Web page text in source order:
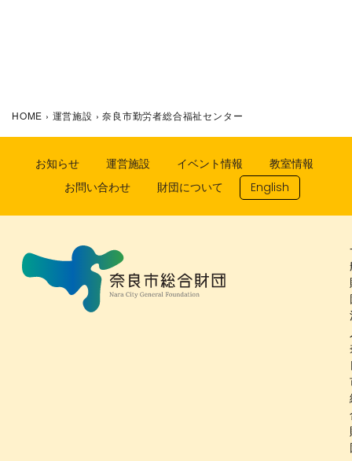
HOME › 運営施設 › 奈良市勤労者総合福祉センター
お知らせ 運営施設 イベント情報
教室情報
お問い合わせ
財団について English